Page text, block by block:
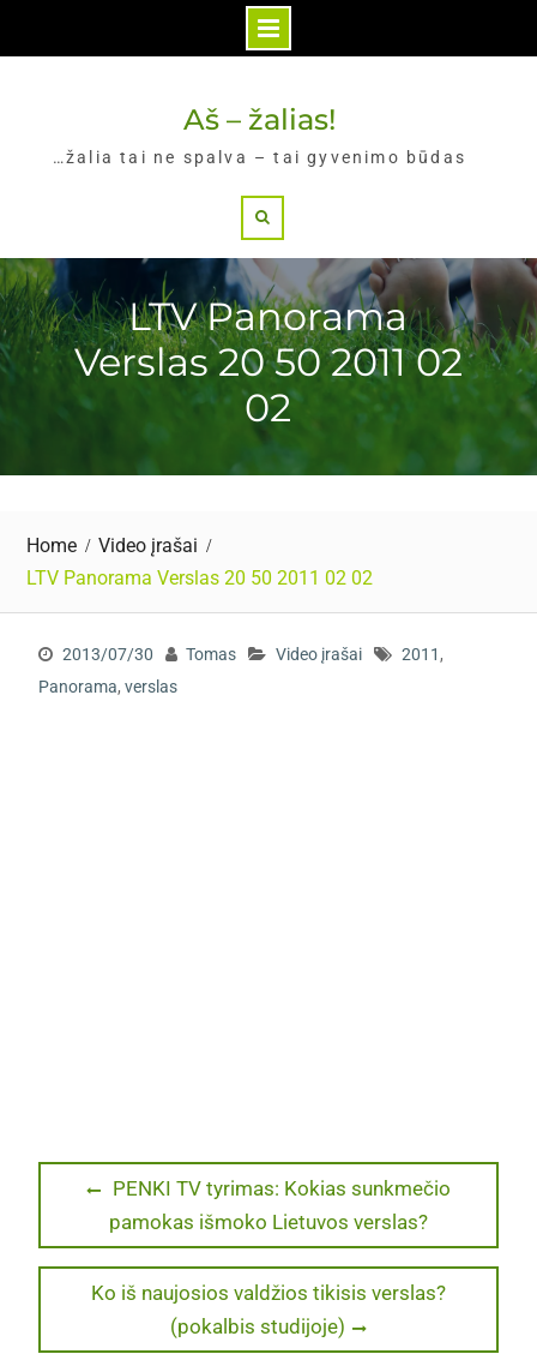
Aš – žalias!
…žalia tai ne spalva – tai gyvenimo būdas
LTV Panorama
Verslas 20 50 2011 02
02
Home
Video įrašai
LTV Panorama Verslas 20 50 2011 02 02
2013/07/30 Tomas Video įrašai 2011 ,
Panorama, verslas
Navigacija
įrašų
Previous
post:
PENKI TV tyrimas: Kokias sunkmečio
pamokas išmoko Lietuvos verslas?
Next
Ko iš naujosios valdžios tikisis verslas?
(pokalbis studijoje)